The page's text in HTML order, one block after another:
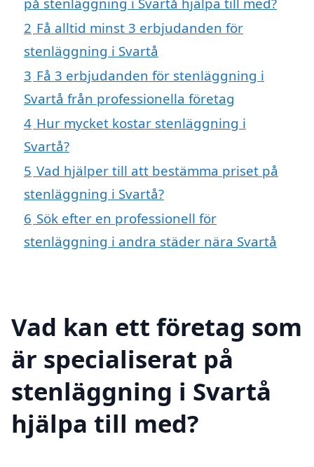
2 Få alltid minst 3 erbjudanden för
stenläggning i Svartå
3 Få 3 erbjudanden för stenläggning i
Svartå från professionella företag
4 Hur mycket kostar stenläggning i
Svartå?
5 Vad hjälper till att bestämma priset på
stenläggning i Svartå?
6 Sök efter en professionell för
stenläggning i andra städer nära Svartå
Vad kan ett företag som
är specialiserat på
stenläggning i Svartå
hjälpa till med?